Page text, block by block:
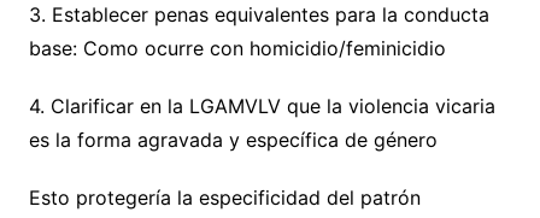
3. Establecer penas equivalentes para la conducta
base: Como ocurre con homicidio/feminicidio
4. Clarificar en la LGAMVLV que la violencia vicaria
es la forma agravada y específica de género
Esto protegería la especificidad del patrón